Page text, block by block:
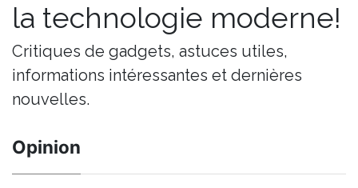
la technologie moderne!
Critiques de gadgets, astuces utiles,
informations intéressantes et dernières
nouvelles.
Opinion